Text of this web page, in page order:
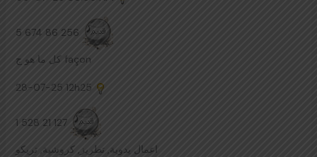
5 674 86 256
كل ما هو ج façon
28-07-25 12h25
1 528 21 127
اعمال يدوية, تطريز, كروشية, تريكو